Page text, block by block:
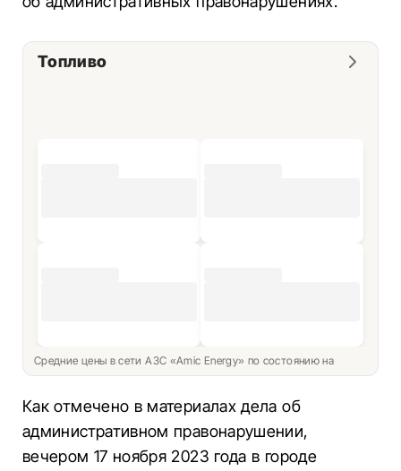
Топливо
Средние цены в сети АЗС «Amic Energy» по состоянию на
Как отмечено в материалах дела об
административном правонарушении,
вечером 17 ноября 2023 года в городе